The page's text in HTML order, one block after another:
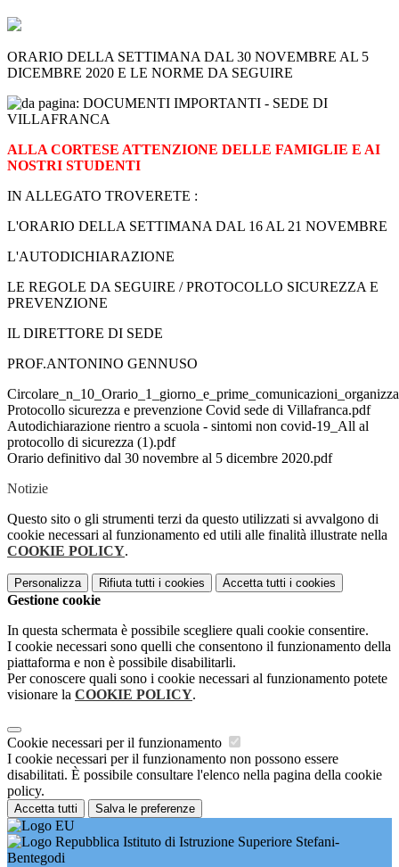
ORARIO DELLA SETTIMANA DAL 30 NOVEMBRE AL 5
DICEMBRE 2020 E LE NORME DA SEGUIRE
ALLA CORTESE ATTENZIONE DELLE FAMIGLIE E AI
NOSTRI STUDENTI
IN ALLEGATO TROVERETE :
L'ORARIO DELLA SETTIMANA DAL 16 AL 21 NOVEMBRE
L'AUTODICHIARAZIONE
LE REGOLE DA SEGUIRE / PROTOCOLLO SICUREZZA E
PREVENZIONE
IL DIRETTORE DI SEDE
PROF.ANTONINO GENNUSO
Protocollo sicurezza e prevenzione Covid sede di Villafranca.pdf
Autodichiarazione rientro a scuola - sintomi non covid-19_All al
protocollo di sicurezza (1).pdf
Orario definitivo dal 30 novembre al 5 dicembre 2020.pdf
Notizie
Questo sito o gli strumenti terzi da questo utilizzati si avvalgono di
cookie necessari al funzionamento ed utili alle finalità illustrate nella
COOKIE POLICY.
Personalizza Rifiuta tutti i cookies Accetta tutti i cookies
Gestione cookie
In questa schermata è possibile scegliere quali cookie consentire.
I cookie necessari sono quelli che consentono il funzionamento della
piattaforma e non è possibile disabilitarli.
Per conoscere quali sono i cookie necessari al funzionamento potete
visionare la COOKIE POLICY.
Cookie necessari per il funzionamento
I cookie necessari per il funzionamento non possono essere
disabilitati. È possibile consultare l'elenco nella pagina della cookie
policy.
Accetta tutti Salva le preferenze
Istituto di Istruzione Superiore Stefani-
Bentegodi